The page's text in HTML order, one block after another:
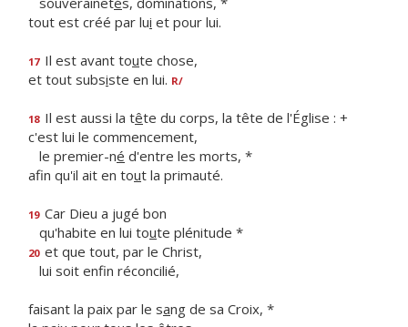
tout est créé par lui et pour lui.
17 Il est avant toute chose,
et tout subsiste en lui. R/
18 Il est aussi la tête du corps, la tête de l'Église : +
c'est lui le commencement,
le premier-né d'entre les morts, *
afin qu'il ait en tout la primauté.
19 Car Dieu a jugé bon
qu'habite en lui toute plénitude *
20 et que tout, par le Christ,
lui soit enfn réconcilié,
faisant la paix par le sang de sa Croix, *